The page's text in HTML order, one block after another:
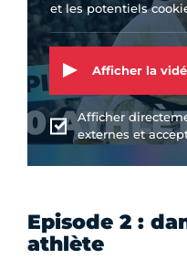
et les potentiels
Afficher la
Afficher
externes et
Episode 2 :
athlète